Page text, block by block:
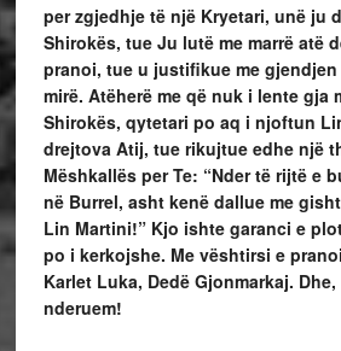
per zgjedhje të një Kryetari, unë ju
Shirokës, tue Ju lutë me marrë atë
pranoi, tue u justifikue me
mirë. Atëherë me që nuk i lente gja
Shirokës, qytetari po aq i njoftun
drejtova Atij, tue rikujtue edhe një
Mëshkallës per Te: “Nder të rijtë e
në Burrel, asht kenë dallue me
Lin Martini!” Kjo ishte garanci e
po i kerkojshe. Me vështirsi e
Karlet Luka, Dedë Gjonmarkaj.
nderuem!